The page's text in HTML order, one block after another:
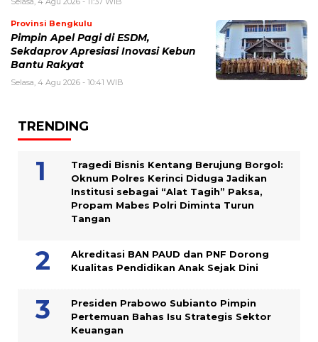
Provinsi Bengkulu
Pimpin Apel Pagi di ESDM,
Sekdaprov Apresiasi Inovasi Kebun
Bantu Rakyat
Selasa, 4 Agu 2026 - 10:41 WIB
TRENDING
Tragedi Bisnis Kentang Berujung Borgol:
Oknum Polres Kerinci Diduga Jadikan
Institusi sebagai “Alat Tagih” Paksa,
Propam Mabes Polri Diminta Turun
Tangan
Akreditasi BAN PAUD dan PNF Dorong
Kualitas Pendidikan Anak Sejak Dini
Presiden Prabowo Subianto Pimpin
Pertemuan Bahas Isu Strategis Sektor
Keuangan